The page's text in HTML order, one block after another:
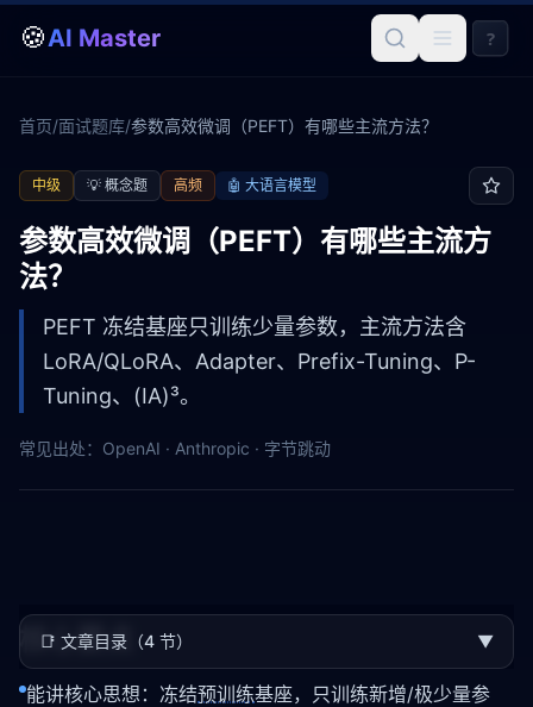
🍪AI Master ?
首页/面试题库/参数高效微调（PEFT）有哪些主流方法？
中级 💡 概念题 高频 🤖 大语言模型
参数高效微调（PEFT）有哪些主流方
法？
PEFT 冻结基座只训练少量参数，主流方法含
LoRA/QLoRA、Adapter、Prefix-Tuning、P-
Tuning、(IA)³。
常见出处： OpenAI · Anthropic · 字节跳动
📑 文章目录（4 节） ▼
核心要点
能讲核心思想：冻结预训练基座，只训练新增/极少量参